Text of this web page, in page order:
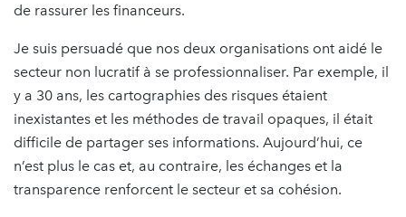
de rassurer les financeurs.
Je suis persuadé que nos deux organisations ont aidé le
secteur non lucratif à se professionnaliser. Par exemple, il
y a 30 ans, les cartographies des risques étaient
inexistantes et les méthodes de travail opaques, il était
difficile de partager ses informations. Aujourd’hui, ce
n’est plus le cas et, au contraire, les échanges et la
transparence renforcent le secteur et sa cohésion.